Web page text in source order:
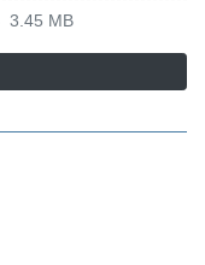
3.45 MB